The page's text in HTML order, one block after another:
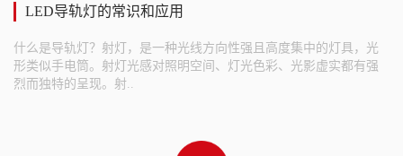
LED导轨灯的常识和应用
什么是导轨灯？射灯，是一种光线方向性强且高度集中的灯具，光
形类似手电筒。射灯光感对照明空间、灯光色彩、光影虚实都有强
烈而独特的呈现。射..